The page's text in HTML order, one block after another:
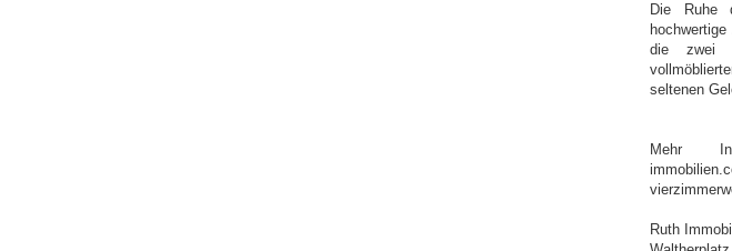
Die Ruhe
die zwei
seltenen
Mehr
Ruth